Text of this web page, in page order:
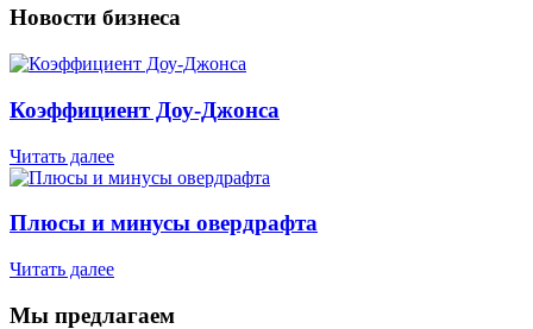
Новости бизнеса
Коэффициент Доу-Джонса
Читать далее
Плюсы и минусы овердрафта
Читать далее
Мы предлагаем